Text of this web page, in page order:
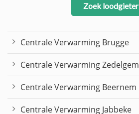
Zoek loodgieter
Centrale Verwarming Brugge
Centrale Verwarming Zedelgem
Centrale Verwarming Beernem
Centrale Verwarming Jabbeke